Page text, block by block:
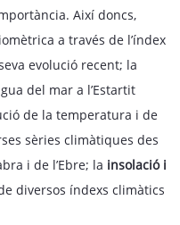
Així doncs,
a través de l’índex
evolució recent; la
del mar a l’Estartit
de la temperatura i de
sèries climàtiques des
i de l’Ebre; la insolació i
diversos índexs climàtics